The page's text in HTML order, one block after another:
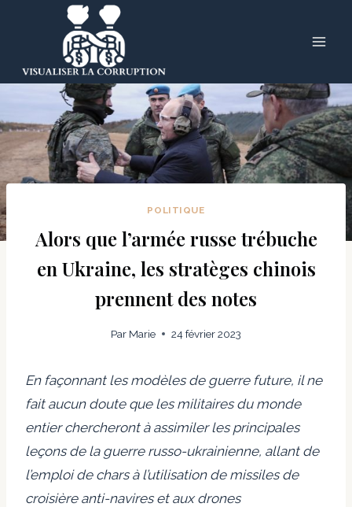
POLITIQUE
Alors que l’armée russe trébuche
en Ukraine, les stratèges chinois
prennent des notes
Par Marie 24 février 2023
En façonnant les modèles de guerre future, il ne
fait aucun doute que les militaires du monde
entier chercheront à assimiler les principales
leçons de la guerre russo-ukrainienne, allant de
l’emploi de chars à l’utilisation de missiles de
croisière anti-navires et aux drones